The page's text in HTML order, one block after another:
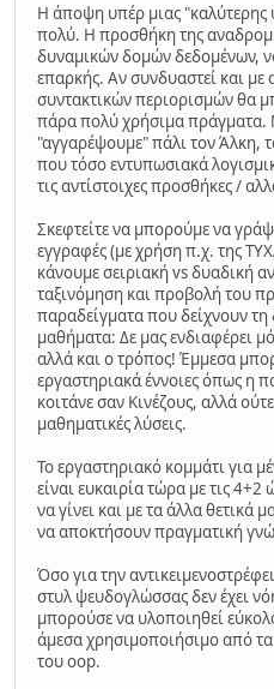
Η άποψη υπέρ μιας
πολύ. Η προσθήκη της
δυναμικών δομών δεδομένων,
επαρκής. Αν συνδυαστεί και
συντακτικών περιορισμών θα
πάρα πολύ χρήσιμα
"αγγαρέψουμε" πάλι τον Άλκη,
που τόσο εντυπωσιακά
τις αντίστοιχες προσθήκες /
Σκεφτείτε να μπορούμε να
εγγραφές (με χρήση π.χ. της
κάνουμε σειριακή vs δυαδική
ταξινόμηση και προβολή του
παραδείγματα που δείχνουν
μαθήματα: Δε μας ενδιαφέρει
αλλά και ο τρόπος! Έμμεσα
εργαστηριακά έννοιες όπως η
κοιτάνε σαν Κινέζους, αλλά
μαθηματικές λύσεις.
Το εργαστηριακό κομμάτι για
είναι ευκαιρία τώρα με τις
να γίνει και με τα άλλα θετικά
να αποκτήσουν πραγματική
Όσο για την
στυλ ψευδογλώσσας δεν έχει
μπορούσε να υλοποιηθεί
άμεσα χρησιμοποιήσιμο από
του oop.